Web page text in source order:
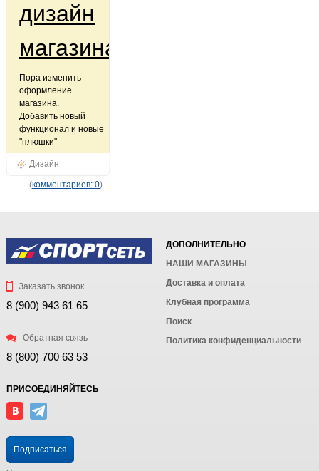
дизайн
магазина
Пора изменить
оформление
магазина.
Добавить новый
функционал и новые
"плюшки"
Дизайн
(комментариев: 0)
Заказать звонок
8 (900) 943 61 65
Обратная связь
8 (800) 700 63 53
ДОПОЛНИТЕЛЬНО
НАШИ МАГАЗИНЫ
Доставка и оплата
Клубная программа
Поиск
Политика конфиденциальности
ПРИСОЕДИНЯЙТЕСЬ
Подписаться